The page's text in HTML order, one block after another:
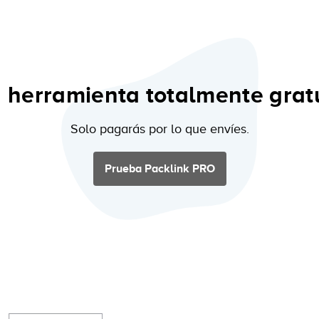
herramienta totalmente
Solo pagarás por lo que envíes.
Prueba Packlink PRO